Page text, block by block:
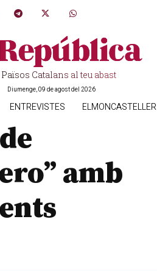
Catalans al teu abast
Diumenge, 09 de agost del 2026
ENTREVISTES ELMONCASTELLER
amb